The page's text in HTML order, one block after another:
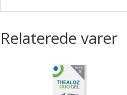
Relaterede varer